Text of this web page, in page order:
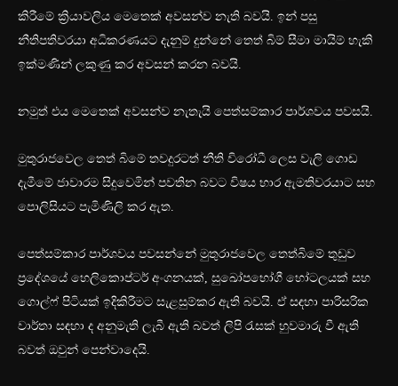
කිරීමේ ක්‍රියාවලිය මෙතෙක් අවසන්ව නැති බවයි. ඉන් පසු
නීතිපතිවරයා අධිකරණයට දැනුම් දුන්නේ තෙත් බිම් සීමා මායිම් හැකි
ඉක්මණින් ලකුණු කර අවසන් කරන බවයි.
නමුත් එය මෙතෙක් අවසන්ව නැතැයි පෙත්සම්කාර පාර්ශවය පවසයි.
‍මුතුරාජවෙල තෙත් බිමේ තවදුරටත් නීති විරෝධී ලෙස වැලි ගොඩ
දැමීමේ ජාවාරම සිදුවෙමින් පවතින බවට විෂය භාර ඇමතිවරයාට සහ
පොලිසියට පැමිණිලි කර ඇත. ⁣
පෙත්සම්කාර පාර්ශවය පවසන්නේ මුතුරාජවෙල තෙත්බිමේ තුඩුව
ප්‍රදේශයේ හෙලිකොප්ටර් අංගනයක්, සුඛෝපභෝගී හෝටලයක් සහ
ගොල්‍‍ෆ් පිටියක් ඉදිකිරීමට සැළසුම්කර ඇති බවයි. ඒ සඳහා පාරිසරික
වාර්තා සඳහා ද අනුමැති ලැබී ඇති බවත් ලිපි රැසක් හුවමාරු වී ඇති
බවත් ඔවුන් පෙන්වාදෙයි.